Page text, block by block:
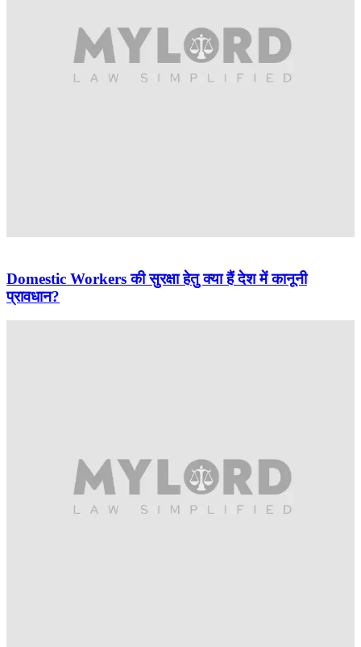
Domestic Workers की सुरक्षा हेतु क्या हैं देश में कानूनी
प्रावधान?